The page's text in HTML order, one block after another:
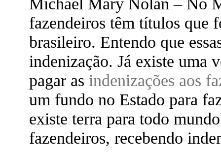
fazendeiros têm títulos que
brasileiro. Entendo que
indenização. Já existe uma
pagar as indenizações aos
um fundo no Estado para
existe terra para todo
fazendeiros, recebendo